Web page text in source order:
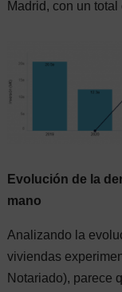
Madrid, con un
Evolución de la
mano
Analizando la
viviendas
Notariado), parece